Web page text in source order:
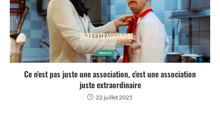
Ce n’est pas juste une association, c’est une association
juste extraordinaire
22 juillet 2025